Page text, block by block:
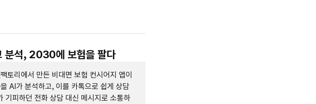
분석, 2030에 보험을 팔다
토리에서 만든 비대면 보험 컨시어지 앱이
AI가 분석하고, 이를 카톡으로 쉽게 상담
기피하던 전화 상담 대신 메시지로 소통하